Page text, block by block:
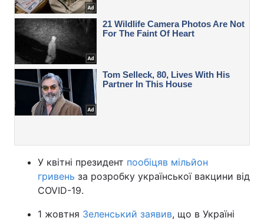
У квітні президент пообіцяв мільйон
гривень за розробку української вакцини від
COVID-19.
1 жовтня Зеленський заявив, що в Україні